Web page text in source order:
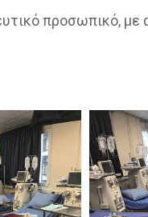
προσωπικό, με